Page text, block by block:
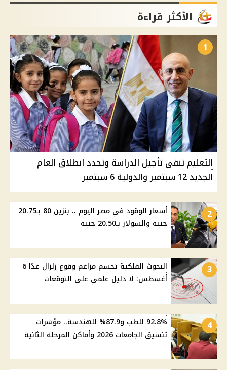
الأكثر قراءة
1
التعليم تنفي تأجيل الدراسة وتحدد انطلاق العام
الجديد 12 سبتمبر والدولية 6 سبتمبر
2
أسعار الوقود في مصر اليوم .. بنزين 80 بـ20.75
جنيه والسولار بـ20.50 جنيه
3
البحوث الفلكية تحسم مزاعم وقوع زلزال غدًا 6
أغسطس: لا دليل علمي على التوقعات
4
92.8% للطب و87.9% للهندسة.. مؤشرات
تنسيق الجامعات 2026 وأماكن المرحلة الثانية